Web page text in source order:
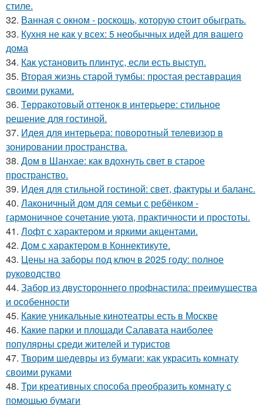
стиле.
32. Ванная с окном - роскошь, которую стоит обыграть.
33. Кухня не как у всех: 5 необычных идей для вашего
дома
34. Как установить плинтус, если есть выступ.
35. Вторая жизнь старой тумбы: простая реставрация
своими руками.
36. Терракотовый оттенок в интерьере: стильное
решение для гостиной.
37. Идея для интерьера: поворотный телевизор в
зонировании пространства.
38. Дом в Шанхае: как вдохнуть свет в старое
пространство.
39. Идея для стильной гостиной: свет, фактуры и баланс.
40. Лаконичный дом для семьи с ребёнком -
гармоничное сочетание уюта, практичности и простоты.
41. Лофт с характером и яркими акцентами.
42. Дом с характером в Коннектикуте.
43. Цены на заборы под ключ в 2025 году: полное
руководство
44. Забор из двустороннего профнастила: преимущества
и особенности
45. Какие уникальные кинотеатры есть в Москве
46. Какие парки и площади Салавата наиболее
популярны среди жителей и туристов
47. Творим шедевры из бумаги: как украсить комнату
своими руками
48. Три креативных способа преобразить комнату с
помощью бумаги